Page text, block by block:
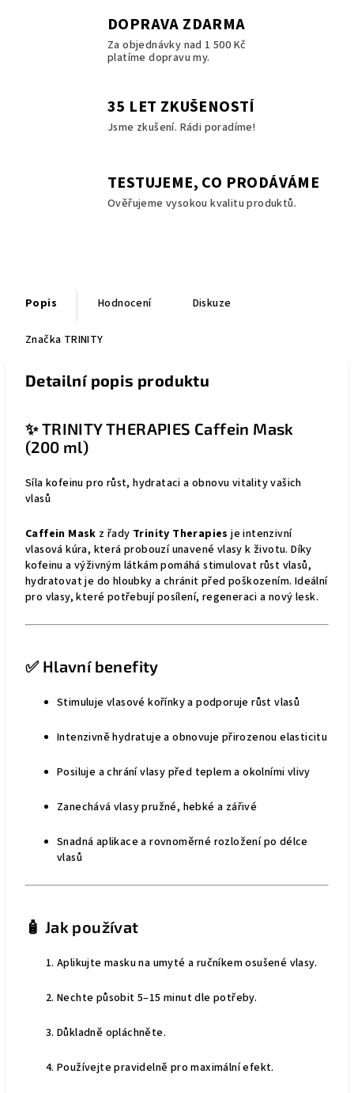
DOPRAVA ZDARMA
Za objednávky nad 1 500 Kč
platíme dopravu my.
35 LET ZKUŠENOSTÍ
Jsme zkušení. Rádi poradíme!
TESTUJEME, CO PRODÁVÁME
Ověřujeme vysokou kvalitu produktů.
Popis Hodnocení Diskuze
Značka TRINITY
Detailní popis produktu
✨ TRINITY THERAPIES Caffein Mask
(200 ml)
Síla kofeinu pro růst, hydrataci a obnovu vitality vašich
vlasů
Caffein Mask z řady Trinity Therapies je intenzivní
vlasová kúra, která probouzí unavené vlasy k životu. Díky
kofeinu a výživným látkám pomáhá stimulovat růst vlasů,
hydratovat je do hloubky a chránit před poškozením. Ideální
pro vlasy, které potřebují posílení, regeneraci a nový lesk.
✅ Hlavní benefity
Stimuluje vlasové kořínky a podporuje růst vlasů
Intenzivně hydratuje a obnovuje přirozenou elasticitu
Posiluje a chrání vlasy před teplem a okolními vlivy
Zanechává vlasy pružné, hebké a zářivé
Snadná aplikace a rovnoměrné rozložení po délce
vlasů
🧴 Jak používat
Aplikujte masku na umyté a ručníkem osušené vlasy.
Nechte působit 5–15 minut dle potřeby.
Důkladně opláchněte.
Používejte pravidelně pro maximální efekt.